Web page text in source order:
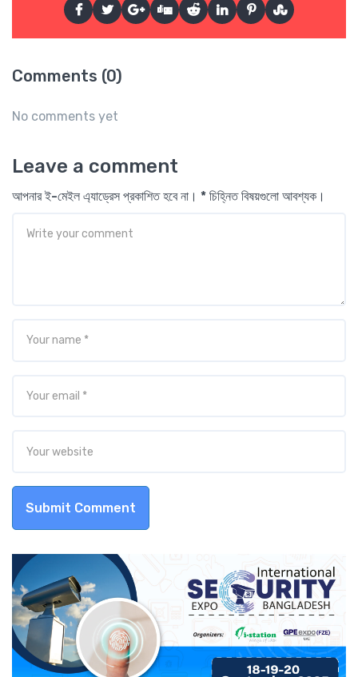
Comments (0)
No comments yet
Leave a comment
আপনার ই-মেইল এ্যাড্রেস প্রকাশিত হবে না। * চিহ্নিত বিষয়গুলো আবশ্যক।
Submit Comment